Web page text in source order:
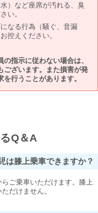
）など座席が汚れる、臭
い。
なる行為（騒ぐ、音漏
控えください。
の指示に従わない場合は、
ございます。また損害が発
行うことがあります。
Q＆A
は膝上乗車できますか？
ご乗車いただけます。膝上
だけません。